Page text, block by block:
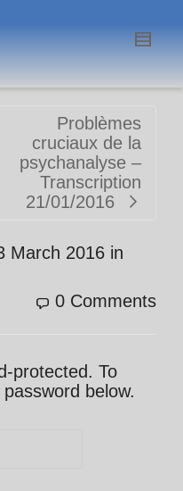
Problèmes
cruciaux de la
psychanalyse –
Transcription
21/01/2016
March 2016 in
0 Comments
protected. To
below.